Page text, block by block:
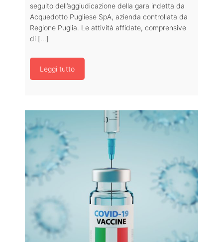
seguito dell’aggiudicazione della gara indetta da
Acquedotto Pugliese SpA, azienda controllata da
Regione Puglia. Le attività affidate, comprensive
di […]
Leggi tutto